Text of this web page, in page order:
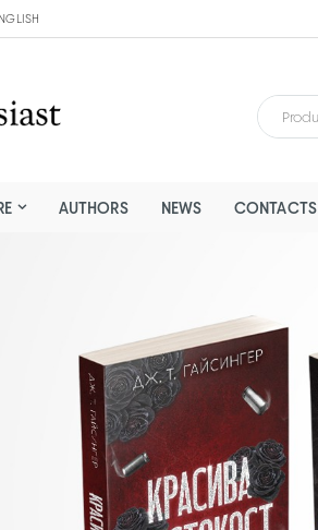
AUTHORS NEWS CONTACTS